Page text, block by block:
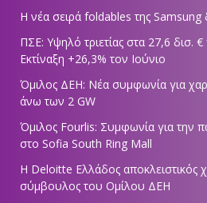
Η νέα σειρά foldables της Samsung
ΠΣΕ: Υψηλό τριετίας στα 27,6 δισ. €
Εκτίναξη +26,3% τον Ιούνιο
Όμιλος ΔΕΗ: Νέα συμφωνία για
άνω των 2 GW
Όμιλος Fourlis: Συμφωνία για την
στο Sofia South Ring Mall
Η Deloitte Ελλάδος αποκλειστικός
σύμβουλος του Ομίλου ΔΕΗ